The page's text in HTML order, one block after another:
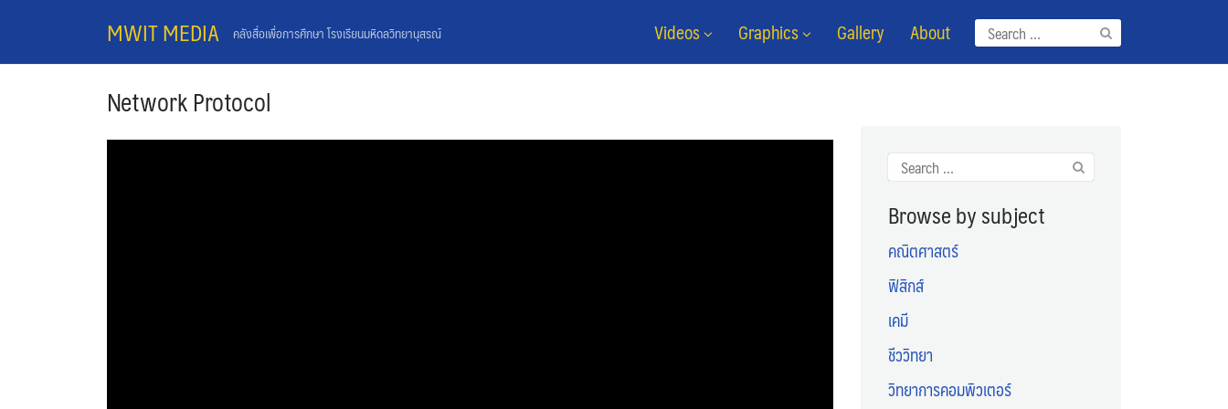
MWIT MEDIA คลังสื่อเพื่อการศึกษา โรงเรียนมหิดลวิทยานุสรณ์
Search
for:
Videos Graphics Gallery About
Network Protocol
Search
for:
Browse by subject
คณิตศาสตร์
ฟิสิกส์
เคมี
ชีววิทยา
วิทยาการคอมพิวเตอร์